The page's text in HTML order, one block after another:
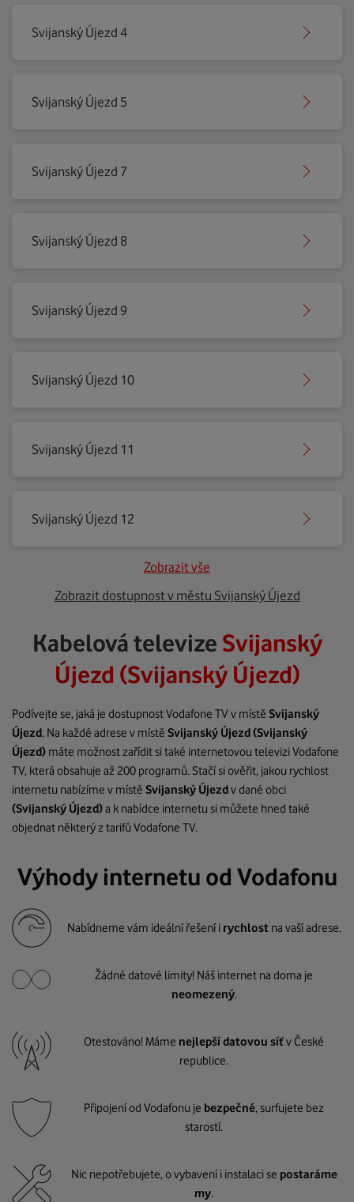
Svijanský Újezd 4
Svijanský Újezd 5
Svijanský Újezd 7
Svijanský Újezd 8
Svijanský Újezd 9
Svijanský Újezd 10
Svijanský Újezd 11
Svijanský Újezd 12
Zobrazit vše
Zobrazit dostupnost v městu Svijanský Újezd
Kabelová televize Svijanský
Újezd (Svijanský Újezd)
Podívejte se, jaká je dostupnost Vodafone TV v místě Svijanský
Újezd. Na každé adrese v místě Svijanský Újezd(Svijanský
Újezd) máte možnost zařídit si také internetovou televizi Vodafone
TV, která obsahuje až 200 programů. Stačí si ověřit, jakou rychlost
internetu nabízíme v místě Svijanský Újezdv dané obci
(Svijanský Újezd)a k nabídce internetu si můžete hned také
objednat některý z tarifů Vodafone TV.
Výhody internetu od Vodafonu
Nabídneme vám ideální řešení i rychlost na vaší adrese.
Žádné datové limity! Náš internet na doma je
neomezený.
Otestováno! Máme nejlepší datovou síťv České
republice.
Připojení od Vodafonu je bezpečné, surfujete bez
starostí.
Nic nepotřebujete, o vybavení i instalaci se postaráme
my.